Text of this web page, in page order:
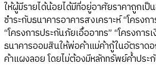
ให้ผู้มีรายได้น้อยได้มีที่อยู่อาศัยราคาถูกเป็
ชำระกับธนาคารอาคารสงเคราะห์ “โครงก
“โครงการประกันภัยเอื้ออาทร” “โครงการ
ธนาคารออมสินให้พ่อค้าแม่ค้ากู้ในอัตราด
ค้าแผงลอย โดยไม่ต้องมีหลักทรัพย์ค้ำประ